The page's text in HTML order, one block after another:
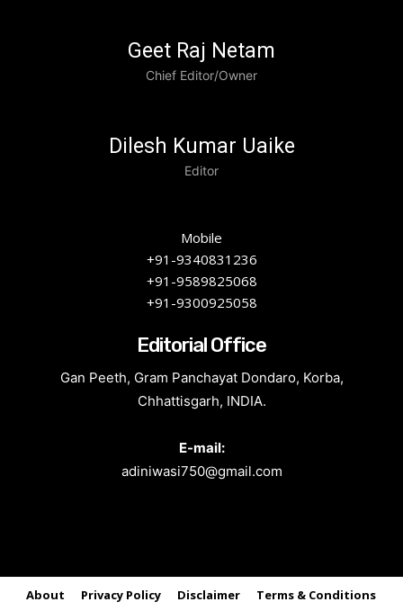
Geet Raj Netam
Chief Editor/Owner
Dilesh Kumar Uaike
Editor
Mobile
+91-9340831236
+91-9589825068
+91-9300925058
Editorial Office
Gan Peeth, Gram Panchayat Dondaro, Korba,
Chhattisgarh, INDIA.
E-mail:
adiniwasi750@gmail.com
About Privacy Policy Disclaimer Terms & Conditions